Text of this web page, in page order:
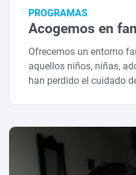
PROGRAMAS
Acogemos en
Ofrecemos un entorno
aquellos niños, niñas,
han perdido el cuidado